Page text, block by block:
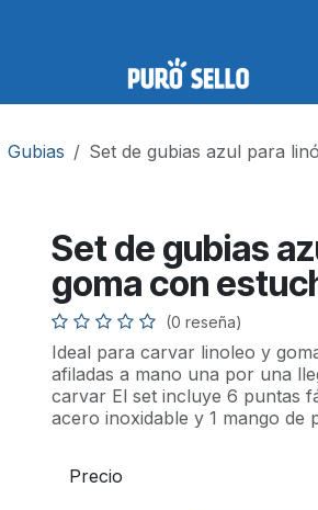
Gubias Set de gubias azul para
Set de gubias
goma con
(0 reseña)
Ideal para carvar linoleo y
afiladas a mano una por una
carvar El set incluye 6 puntas
acero inoxidable y 1 mango de
Precio